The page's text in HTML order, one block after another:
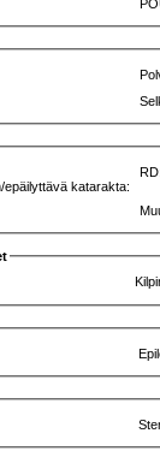
epäilyttävä katarakta:
RD: